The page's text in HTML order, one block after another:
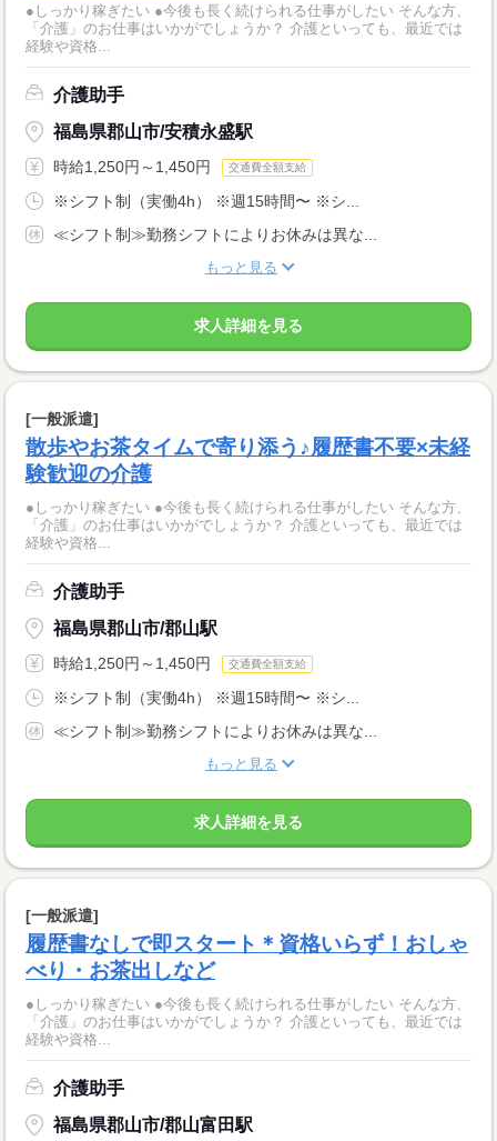
●しっかり稼ぎたい ●今後も長く続けられる仕事がしたい そんな方、
「介護」のお仕事はいかがでしょうか？ 介護といっても、最近では
経験や資格...
介護助手
福島県郡山市/安積永盛駅
時給1,250円～1,450円 交通費全額支給
※シフト制（実働4h） ※週15時間〜 ※シ...
≪シフト制≫勤務シフトによりお休みは異な...
もっと見る
求人詳細を見る
[一般派遣]
散歩やお茶タイムで寄り添う♪履歴書不要×未経
験歓迎の介護
●しっかり稼ぎたい ●今後も長く続けられる仕事がしたい そんな方、
「介護」のお仕事はいかがでしょうか？ 介護といっても、最近では
経験や資格...
介護助手
福島県郡山市/郡山駅
時給1,250円～1,450円 交通費全額支給
※シフト制（実働4h） ※週15時間〜 ※シ...
≪シフト制≫勤務シフトによりお休みは異な...
もっと見る
求人詳細を見る
[一般派遣]
履歴書なしで即スタート＊資格いらず！おしゃ
べり・お茶出しなど
●しっかり稼ぎたい ●今後も長く続けられる仕事がしたい そんな方、
「介護」のお仕事はいかがでしょうか？ 介護といっても、最近では
経験や資格...
介護助手
福島県郡山市/郡山富田駅